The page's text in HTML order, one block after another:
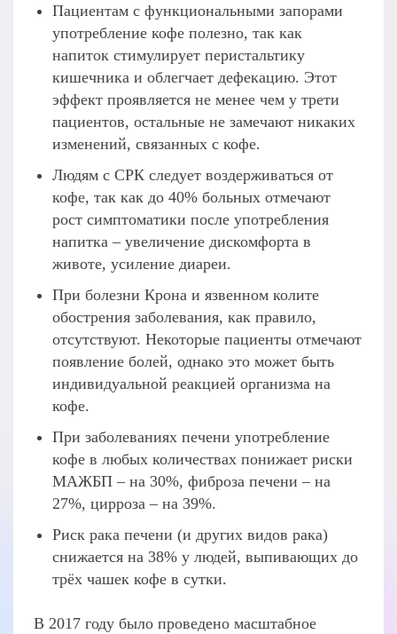
Пациентам с функциональными запорами
употребление кофе полезно, так как
напиток стимулирует перистальтику
кишечника и облегчает дефекацию. Этот
эффект проявляется не менее чем у трети
пациентов, остальные не замечают никаких
изменений, связанных с кофе.
Людям с СРК следует воздерживаться от
кофе, так как до 40% больных отмечают
рост симптоматики после употребления
напитка – увеличение дискомфорта в
животе, усиление диареи.
При болезни Крона и язвенном колите
обострения заболевания, как правило,
отсутствуют. Некоторые пациенты отмечают
появление болей, однако это может быть
индивидуальной реакцией организма на
кофе.
При заболеваниях печени употребление
кофе в любых количествах понижает риски
МАЖБП – на 30%, фиброза печени – на
27%, цирроза – на 39%.
Риск рака печени (и других видов рака)
снижается на 38% у людей, выпивающих до
трёх чашек кофе в сутки.
В 2017 году было проведено масштабное